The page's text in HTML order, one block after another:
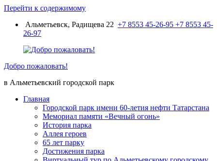
Перейти к содержимому
Альметьевск, Радищева 22 +7 8553 45-26-95 +7 8553 45-
26-97
Добро пожаловать!
в Альметьевский городской парк
Главная
Городской парк имени 60-летия нефти Татарстана
Мемориал памяти «Вечный огонь»
История парка
Аллея героев
65 лет парку
Достижения парка